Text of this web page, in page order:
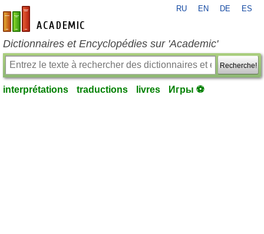
fr-academic.com
RU EN DE ES
Dictionnaires et Encyclopédies sur 'Academic'
Recherche!
interprétations traductions livres Игры ⚽